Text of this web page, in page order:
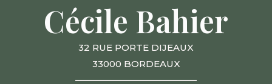
Cécile Bahier
32 RUE PORTE DIJEAUX
33000 BORDEAUX
____________________